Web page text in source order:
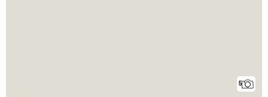
5